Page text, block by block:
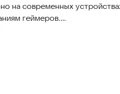
на современных
геймеров.